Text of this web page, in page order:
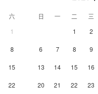
六
1
8
15
22
日 一 二 三
1
2
6 7 8 9
13 14 15 16
20 21 22 23
電視機